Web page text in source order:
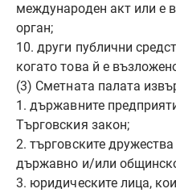
международен акт или е
орган;
10. други публични
когато това й е
(3) Сметната палата
1. държавните
Търговския закон;
2. търговските
държавно и/или
3. юридическите лица,